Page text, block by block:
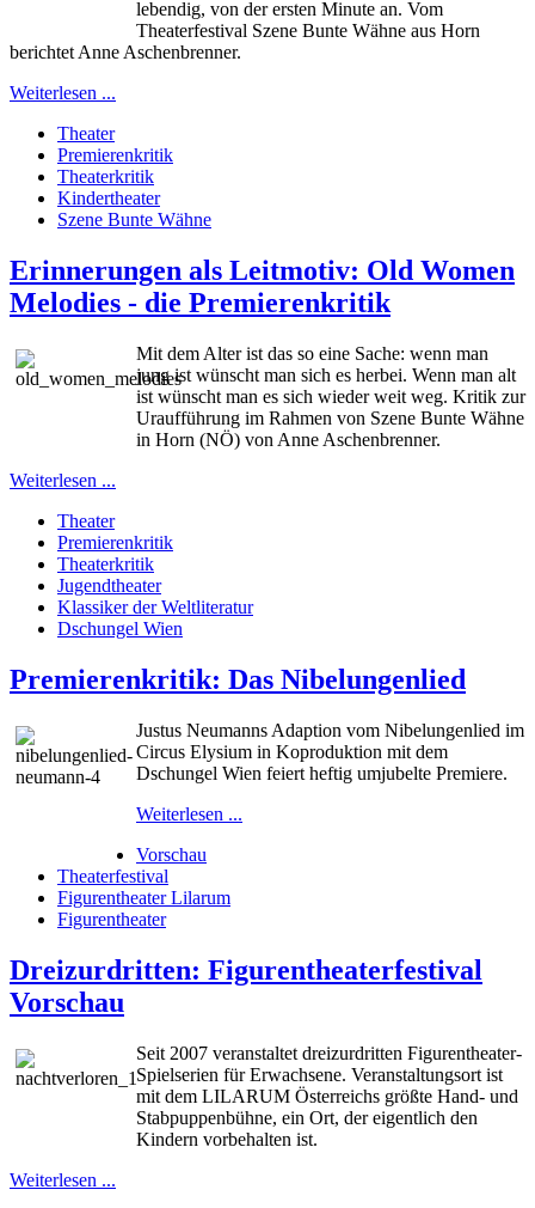
lebendig, von der ersten Minute an. Vom
Theaterfestival Szene Bunte Wähne aus Horn
berichtet Anne Aschenbrenner.
Weiterlesen ...
Theater
Premierenkritik
Theaterkritik
Kindertheater
Szene Bunte Wähne
Erinnerungen als Leitmotiv: Old Women
Melodies - die Premierenkritik
Mit dem Alter ist das so eine Sache: wenn man
jung ist wünscht man sich es herbei. Wenn man alt
ist wünscht man es sich wieder weit weg. Kritik zur
Uraufführung im Rahmen von Szene Bunte Wähne
in Horn (NÖ) von Anne Aschenbrenner.
Weiterlesen ...
Theater
Premierenkritik
Theaterkritik
Jugendtheater
Klassiker der Weltliteratur
Dschungel Wien
Premierenkritik: Das Nibelungenlied
Justus Neumanns Adaption vom Nibelungenlied im
Circus Elysium in Koproduktion mit dem
Dschungel Wien feiert heftig umjubelte Premiere.
Weiterlesen ...
Vorschau
Theaterfestival
Figurentheater Lilarum
Figurentheater
Dreizurdritten: Figurentheaterfestival
Vorschau
Seit 2007 veranstaltet dreizurdritten Figurentheater-
Spielserien für Erwachsene. Veranstaltungsort ist
mit dem LILARUM Österreichs größte Hand- und
Stabpuppenbühne, ein Ort, der eigentlich den
Kindern vorbehalten ist.
Weiterlesen ...